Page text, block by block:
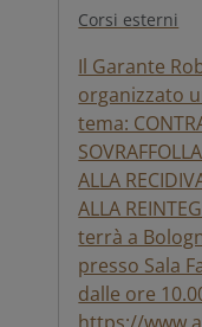
Corsi esterni
Il Garante
organizzato
tema:
ALLA
ALLA
terrà a
presso Sala
dalle ore